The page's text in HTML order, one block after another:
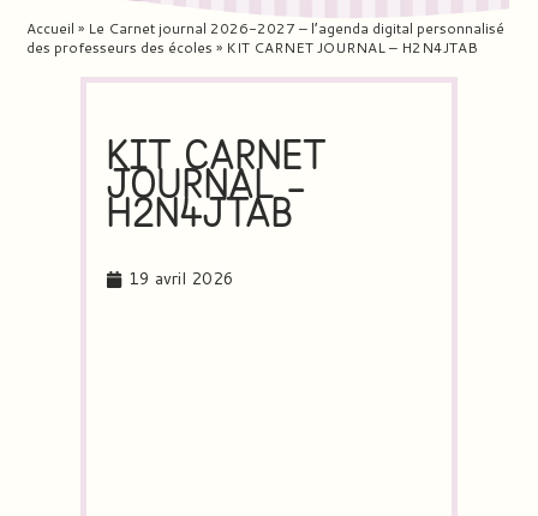
Accueil » Le Carnet journal 2026-2027 – l’agenda digital personnalisé
des professeurs des écoles » KIT CARNET JOURNAL – H2N4JTAB
KIT CARNET
JOURNAL –
H2N4JTAB
19 avril 2026